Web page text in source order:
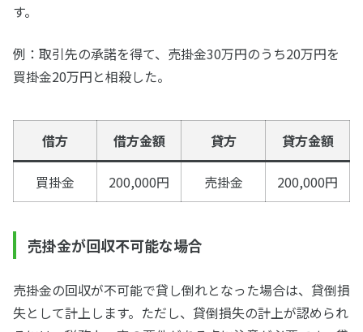
す。
例：取引先の承諾を得て、売掛金30万円のうち20万円を
買掛金20万円と相殺した。
借方 借方金額 貸方 貸方金額
買掛金 200,000円 売掛金 200,000円
売掛金が回収不可能な場合
売掛金の回収が不可能で貸し倒れとなった場合は、貸倒損
失として計上します。ただし、貸倒損失の計上が認められ